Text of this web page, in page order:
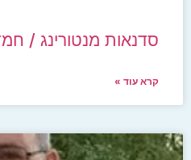
סדנאות מנטורינג /
קרא עוד »